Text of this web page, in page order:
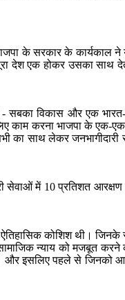
के सरकार के कार्यकाल ने
एक होकर उसका साथ
सबका विकास और एक
करना भाजपा के एक-
का साथ लेकर
में 10 प्रतिशत
कोशिश थी।
न्याय को मजबूत करने
पहले से जिनको